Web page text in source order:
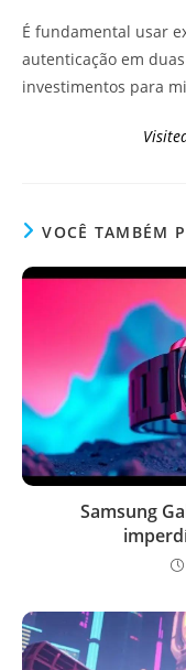
É fundamental usar
autenticação em
investimentos para
VOCÊ TAMBÉM
Samsung